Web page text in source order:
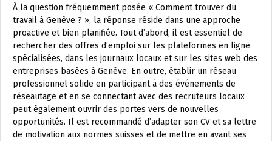
À la question fréquemment posée « Comment trouver du
travail à Genève ? », la réponse réside dans une approche
proactive et bien planifiée. Tout d’abord, il est essentiel de
rechercher des offres d’emploi sur les plateformes en ligne
spécialisées, dans les journaux locaux et sur les sites web des
entreprises basées à Genève. En outre, établir un réseau
professionnel solide en participant à des événements de
réseautage et en se connectant avec des recruteurs locaux
peut également ouvrir des portes vers de nouvelles
opportunités. Il est recommandé d’adapter son CV et sa lettre
de motivation aux normes suisses et de mettre en avant ses